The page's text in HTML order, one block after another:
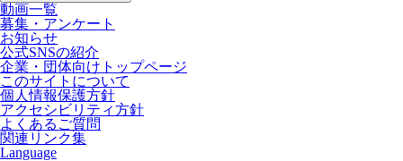
動画一覧
募集・アンケート
お知らせ
公式SNSの紹介
企業・団体向けトップページ
このサイトについて
個人情報保護方針
アクセシビリティ方針
よくあるご質問
関連リンク集
Language